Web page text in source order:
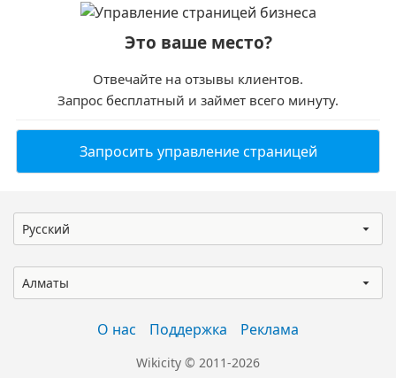
Это ваше место?
Отвечайте на отзывы клиентов.
Запрос бесплатный и займет всего минуту.
Запросить управление страницей
Русский
Алматы
О нас Поддержка Реклама
Wikicity © 2011-2026